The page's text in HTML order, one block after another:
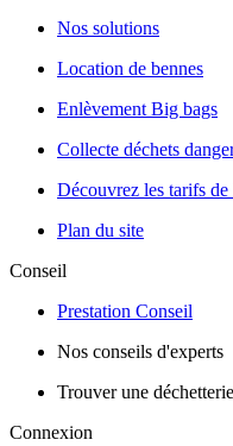
Nos solutions
Location de bennes
Enlèvement Big bags
Collecte déchets
Découvrez les tarifs
Plan du site
Conseil
Prestation Conseil
Nos conseils d'experts
Trouver une déchetterie
Connexion